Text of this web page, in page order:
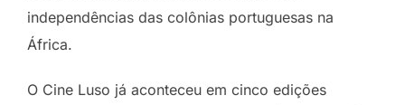
independências das colônias portuguesas na
África.
O Cine Luso já aconteceu em cinco edições